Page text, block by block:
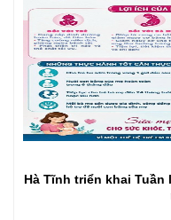
Hà Tĩnh triển khai